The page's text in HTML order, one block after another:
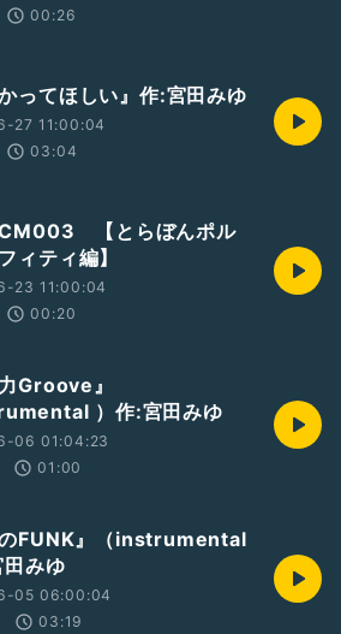
00:26
ってほしい』作:宮田みゆ
27 11:00:04
03:04
【とらぼんポル
ィティ編】
23 11:00:04
00:20
Groove』
）作:宮田みゆ
06 01:04:23
01:00
FUNK』（instrumental
田みゆ
05 06:00:04
03:19